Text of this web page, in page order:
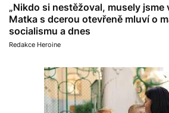
„Nikdo si nestěžoval, musely jsme
Matka s dcerou otevřeně mluví o
socialismu a dnes
Redakce Heroine